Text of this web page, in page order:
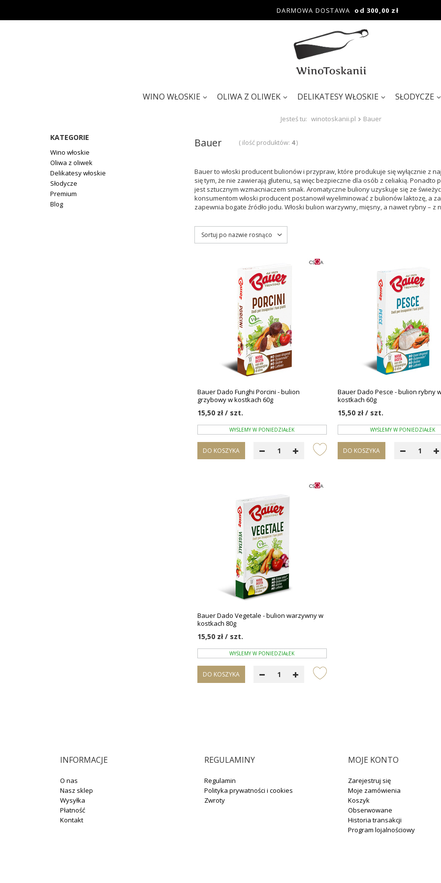
DARMOWA DOSTAWA od 300,00 zł
WINO WŁOSKIE OLIWA Z OLIWEK DELIKATESY WŁOSKIE SŁODYCZE
Jesteś tu: winotoskanii.pl Bauer
KATEGORIE
Wino włoskie
Oliwa z oliwek
Delikatesy włoskie
Słodycze
Premium
Blog
Bauer ( ilość produktów: 4)
Bauer to włoski producent bulionów i przypraw, które produkuje się wyłącznie z
się tym, że nie zawierają glutenu, są więc bezpieczne dla osób z celiakią.
jest sztucznym wzmacniaczem smak. Aromatyczne buliony uzyskuje się ze
konsumentom włoski producent postanowił wyeliminować z bulionów laktozę, a
zapewnia bogate źródło jodu. Włoski bulion warzywny, mięsny, a nawet rybny –
Sortuj po nazwie rosnąco
Bauer Dado Funghi Porcini - bulion
grzybowy w kostkach 60g
15,50 zł / szt.
WYŚLEMY W PONIEDZIAŁEK
DO KOSZYKA
Bauer Dado Pesce - bulion rybny
kostkach 60g
15,50 zł / szt.
WYŚLEMY W PONIEDZIAŁEK
DO KOSZYKA
Bauer Dado Vegetale - bulion warzywny w
kostkach 80g
15,50 zł / szt.
WYŚLEMY W PONIEDZIAŁEK
DO KOSZYKA
INFORMACJE
O nas
Nasz sklep
Wysyłka
Płatność
Kontakt
REGULAMINY
Regulamin
Polityka prywatności i cookies
Zwroty
MOJE KONTO
Zarejestruj się
Moje zamówienia
Koszyk
Obserwowane
Historia transakcji
Program lojalnościowy